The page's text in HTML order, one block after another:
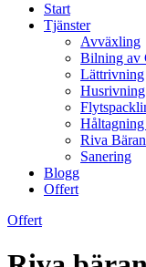
Start
Tjänster
Avväxling
Bilning av
Lättrivning
Husrivning
Riva
Sanering
Blogg
Offert
Offert